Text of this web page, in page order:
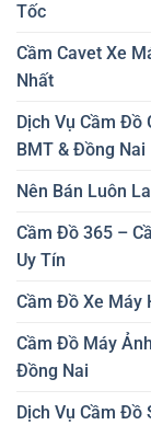
Tốc
Cầm Cavet Xe
Nhất
Dịch Vụ Cầm Đồ
BMT & Đồng Nai
Nên Bán Luôn
Cầm Đồ 365 –
Uy Tín
Cầm Đồ Xe Máy
Cầm Đồ Máy
Đồng Nai
Dịch Vụ Cầm Đồ